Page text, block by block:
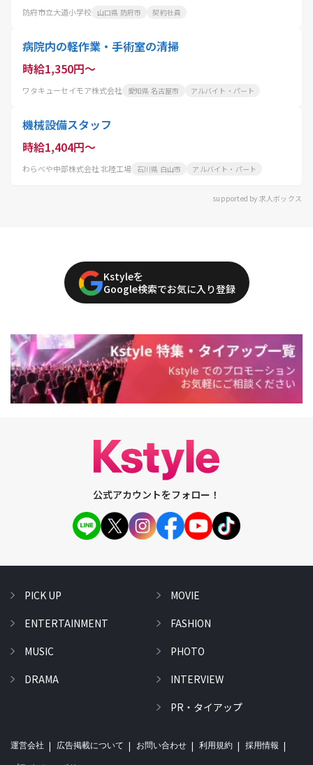
防府市立大道小学校 山口県 防府市 契約社員
病院内の軽作業・手術室の清掃
時給1,350円～
ワタキューセイモア株式会社 愛知県 名古屋市 アルバイト・パート
機械設備スタッフ
時給1,404円～
わらべや中部株式会社 北陸工場 石川県 白山市 アルバイト・パート
supported by 求人ボックス
Kstyleを
Google検索でお気に入り登録
公式アカウントをフォロー！
PICK UP
ENTERTAINMENT
MUSIC
DRAMA
MOVIE
FASHION
PHOTO
INTERVIEW
PR・タイアップ
運営会社 広告掲載について お問い合わせ 利用規約 採用情報